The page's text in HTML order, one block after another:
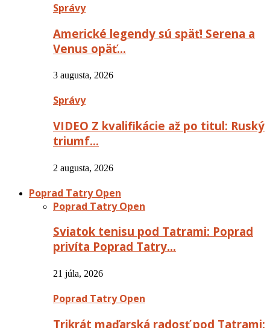
Správy
Americké legendy sú späť! Serena a
Venus opäť…
3 augusta, 2026
Správy
VIDEO Z kvalifikácie až po titul: Ruský
triumf…
2 augusta, 2026
Poprad Tatry Open
Poprad Tatry Open
Sviatok tenisu pod Tatrami: Poprad
privíta Poprad Tatry…
21 júla, 2026
Poprad Tatry Open
Trikrát maďarská radosť pod Tatrami: